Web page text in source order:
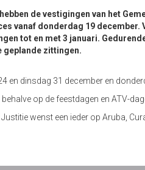
de vestigingen van het
vanaf donderdag 19
tot en met 3 januari.
geplande zittingen.
en dinsdag 31 december en
op de feestdagen en ATV-
wenst een ieder op Aruba,